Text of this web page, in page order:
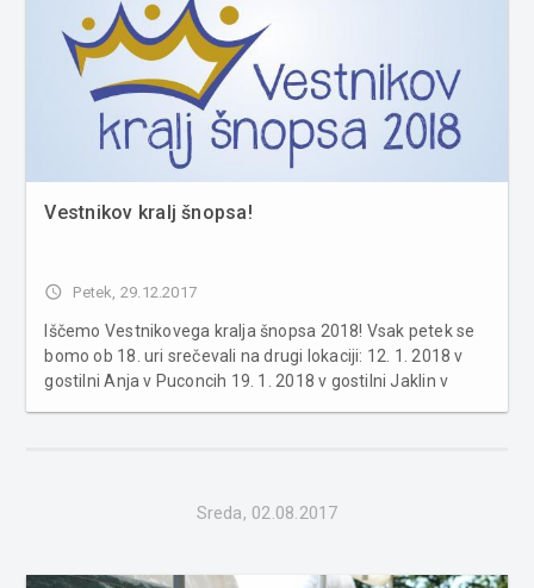
Vestnikov kralj šnopsa!
access_time Petek, 29.12.2017
Iščemo Vestnikovega kralja šnopsa 2018! Vsak petek se
bomo ob 18. uri srečevali na drugi lokaciji: 12. 1. 2018 v
gostilni Anja v Puconcih 19. 1. 2018 v gostilni Jaklin v
Sreda, 02.08.2017